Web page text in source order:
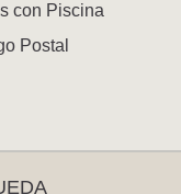
con Piscina
Postal